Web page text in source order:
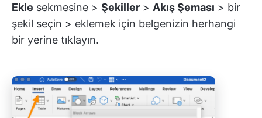
Ekle sekmesine > Şekiller > Akış Şeması > bir
şekil seçin > eklemek için belgenizin herhangi
bir yerine tıklayın.